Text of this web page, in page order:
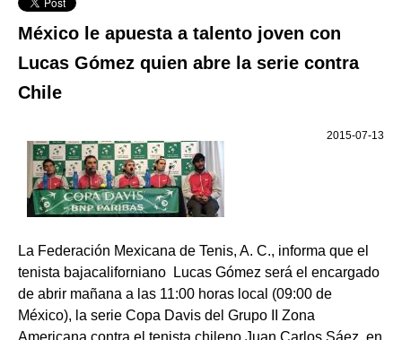
México le apuesta a talento joven con
Lucas Gómez quien abre la serie contra
Chile
2015-07-13
La Federación Mexicana de Tenis, A. C., informa que el
tenista bajacaliforniano Lucas Gómez será el encargado
de abrir mañana a las 11:00 horas local (09:00 de
México), la serie Copa Davis del Grupo II Zona